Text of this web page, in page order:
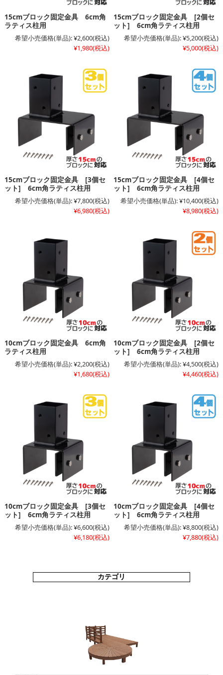
15cmブロック固定金具 6cm角
ラティス柱用
希望小売価格(単品):¥2,600(税込)
¥1,980(税込)
15cmブロック固定金具 [2個セ
ット] 6cm角ラティス柱用
希望小売価格(単品):¥5,200(税込)
¥5,000(税込)
15cmブロック固定金具 [3個セ
ット] 6cm角ラティス柱用
希望小売価格(単品):¥7,800(税込)
¥6,980(税込)
15cmブロック固定金具 [4個セ
ット] 6cm角ラティス柱用
希望小売価格(単品):¥10,400(税込)
¥8,980(税込)
10cmブロック固定金具 6cm角
ラティス柱用
希望小売価格(単品):¥2,200(税込)
¥1,680(税込)
10cmブロック固定金具 [2個セ
ット] 6cm角ラティス柱用
希望小売価格(単品):¥4,500(税込)
¥4,460(税込)
10cmブロック固定金具 [3個セ
ット] 6cm角ラティス柱用
希望小売価格(単品):¥6,600(税込)
¥6,180(税込)
10cmブロック固定金具 [4個セ
ット] 6cm角ラティス柱用
希望小売価格(単品):¥8,800(税込)
¥7,880(税込)